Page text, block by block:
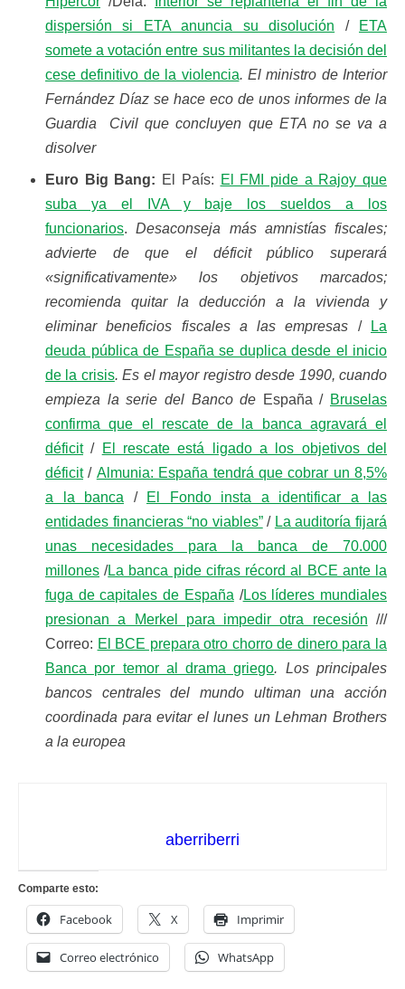
dispersión si ETA anuncia su disolución /
ETA
somete a votación entre sus militantes la decisión del
cese definitivo de la violencia. El ministro de Interior
Fernández Díaz se hace eco de unos informes de la
Guardia Civil que concluyen que ETA no se va a
disolver
Euro Big Bang: El País: El FMI pide a Rajoy que
suba ya el IVA y baje los sueldos a los
funcionarios.Desaconseja más amnistías fiscales;
advierte de que el déficit público superará
«significativamente» los objetivos marcados;
recomienda quitar la deducción a la vivienda y
eliminar beneficios fiscales a las empresas /
La
deuda pública de España se duplica desde el inicio
de la crisis. Es el mayor registro desde 1990, cuando
empieza la serie del Banco de España / Bruselas
confirma que el rescate de la banca agravará el
déficit/ El rescate está ligado a los objetivos del
déficit/ Almunia: España tendrá que cobrar un 8,5%
a la banca /
El Fondo insta a identificar a las
entidades financieras “no viables”/ La auditoría fijará
unas necesidades para la banca de 70.000
millones /La banca pide cifras récord al BCE ante la
fuga de capitales de España /Los líderes mundiales
presionan a Merkel para impedir otra recesión ///
Correo: El BCE prepara otro chorro de dinero para la
Banca por temor al drama griego. Los principales
bancos centrales del mundo ultiman una acción
coordinada para evitar el lunes un Lehman Brothers
a la europea
aberriberri
Comparte esto:
Facebook X Imprimir
Correo electrónico WhatsApp